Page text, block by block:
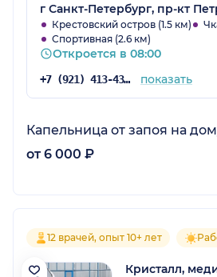
г Санкт-Петербург, пр-кт
Крестовский остров (1.5 км)
Спортивная (2.6 км)
Откроется в 08:00
+7 (921) 413-43-89 показать
Капельница от запоя на
от 6 000 ₽
12 врачей, опыт 10+ лет
Кристалл,